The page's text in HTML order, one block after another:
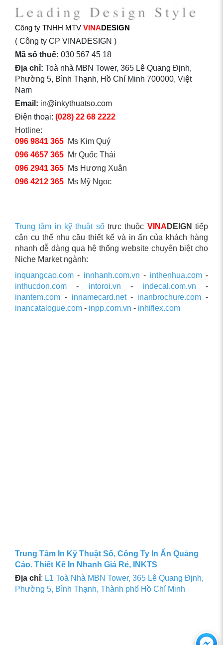
Công ty TNHH MTV VINADESIGN
( Công ty CP VINADESIGN )
Mã số thuế: 030 567 45 18
Địa chỉ: Toà nhà MBN Tower, 365 Lê Quang Định,
Phường 5, Bình Thạnh, Hồ Chí Minh 700000, Việt
Nam
Email: in@inkythuatso.com
Điện thoại: (028) 22 68 2222
Hotline:
096 9841 365 Ms Kim Quý
096 4657 365 Mr Quốc Thái
096 2941 365 Ms Hương Xuân
096 4212 365 Ms Mỹ Ngọc
Trung tâm in kỹ thuật sốtrực thuộc VINA DEIGN tiếp
cận cụ thể nhu cầu thiết kế và in ấn của khách hàng
nhanh dễ dàng qua hệ thống website chuyên biệt cho
Niche Market ngành:
inquangcao.com - innhanh.com.vn - inthenhua.com-
inthucdon.com - intoroi.vn - indecal.com.vn -
inantem.com - innamecard.net- inanbrochure.com -
inancatalogue.com - inpp.com.vn - inhiflex.com
Trung Tâm In Kỹ Thuật Số, Công Ty In Ấn Quảng
Cáo. Thiết Kế In Nhanh Giá Rẻ, INKTS
Địa chỉ: L1 Toà Nhà MBN Tower, 365 Lê Quang Định,
Phường 5, Bình Thạnh, Thành phố Hồ Chí Minh